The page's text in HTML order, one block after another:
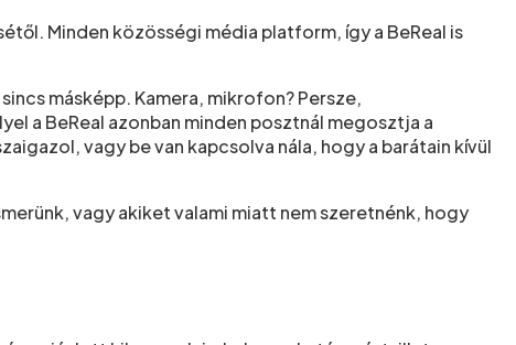
Minden közösségi média platform, így a BeReal is
másképp. Kamera, mikrofon? Persze,
a BeReal azonban minden posztnál megosztja a
vagy be van kapcsolva nála, hogy a barátain kívül
vagy akiket valami miatt nem szeretnénk, hogy